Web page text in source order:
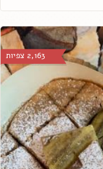
2,163 צפיות